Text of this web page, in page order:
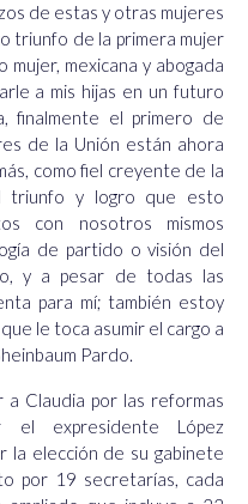
de estas y otras mujeres
triunfo de la primera mujer
mexicana y abogada
a mis hijas en un futuro
finalmente el primero de
de la Unión están ahora
como fiel creyente de la
triunfo y logro que esto
con nosotros mismos
de partido o visión del
y a pesar de todas las
para mí; también estoy
le toca asumir el cargo a
Pardo.
a Claudia por las reformas
el expresidente López
la elección de su gabinete
por 19 secretarías, cada